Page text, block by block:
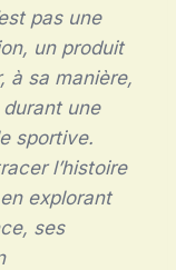
pas une
un produit
à sa manière,
une
sportive.
l’histoire
explorant
ses